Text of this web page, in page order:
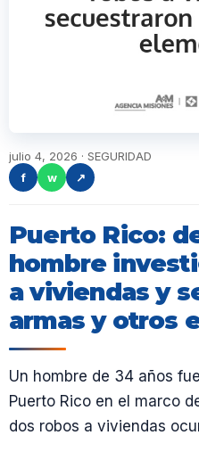
julio 4, 2026 · SEGURIDAD
f
w ↗
Puerto Rico:
hombre
a viviendas y
armas y otros
Un hombre de 34 años
Puerto Rico en el marco
dos robos a viviendas